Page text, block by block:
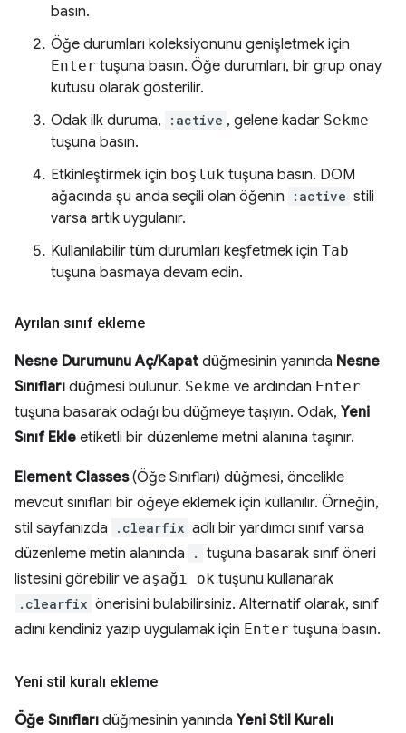
basın.
Öğe durumları koleksiyonunu genişletmek için
Enter tuşuna basın. Öğe durumları, bir grup onay
kutusu olarak gösterilir.
Odak ilk duruma,
:active , gelene kadar Sekme
tuşuna basın.
Etkinleştirmek için boşluk tuşuna basın. DOM
ağacında şu anda seçili olan öğenin
:active stili
varsa artık uygulanır.
Kullanılabilir tüm durumları keşfetmek için Tab
tuşuna basmaya devam edin.
Ayrılan sınıf ekleme
Nesne Durumunu Aç/Kapat düğmesinin yanında Nesne
Sınıfları düğmesi bulunur. Sekme ve ardından Enter
tuşuna basarak odağı bu düğmeye taşıyın. Odak, Yeni
Sınıf Ekle etiketli bir düzenleme metni alanına taşınır.
Element Classes(Öğe Sınıfları) düğmesi, öncelikle
mevcut sınıfları bir öğeye eklemek için kullanılır. Örneğin,
stil sayfanızda
.clearfix adlı bir yardımcı sınıf varsa
düzenleme metin alanında
. tuşuna basarak sınıf öneri
listesini görebilir ve aşağı ok tuşunu kullanarak
.clearfix önerisini bulabilirsiniz. Alternatif olarak, sınıf
adını kendiniz yazıp uygulamak için Enter tuşuna basın.
Yeni stil kuralı ekleme
Öğe Sınıfları düğmesinin yanında Yeni Stil Kuralı